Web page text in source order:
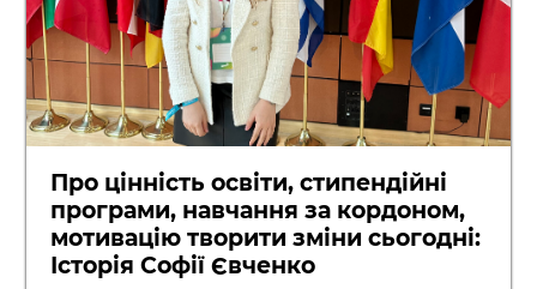
Про цінність освіти, стипендійні
програми, навчання за кордоном,
мотивацію творити зміни сьогодні:
Історія Софії Євченко